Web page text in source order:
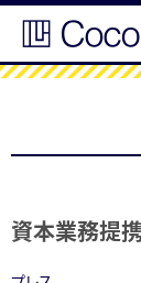
資本業務提